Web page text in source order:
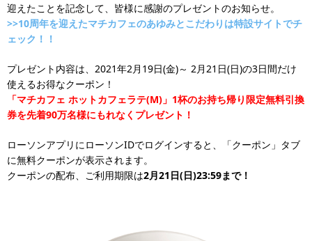
迎えたことを記念して、皆様に感謝のプレゼントのお知らせ。
>>10周年を迎えたマチカフェのあゆみとこだわりは特設サイトでチ
ェック！！
プレゼント内容は、2021年2月19日(金)～ 2月21日(日)の3日間だけ
使えるお得なクーポン！
「マチカフェ ホットカフェラテ(M)」1杯のお持ち帰り限定無料引換
券を先着90万名様にもれなくプレゼント！
ローソンアプリにローソンIDでログインすると、「クーポン」タブ
に無料クーポンが表示されます。
クーポンの配布、ご利用期限は2月21日(日)23:59まで！